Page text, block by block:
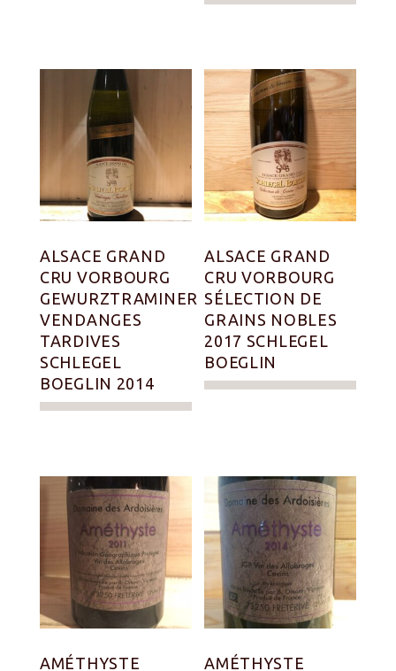
ALSACE GRAND
CRU VORBOURG
GEWURZTRAMINER
VENDANGES
TARDIVES
SCHLEGEL
BOEGLIN 2014
ALSACE GRAND
CRU VORBOURG
SÉLECTION DE
GRAINS NOBLES
2017 SCHLEGEL
BOEGLIN
AMÉTHYSTE
AMÉTHYSTE